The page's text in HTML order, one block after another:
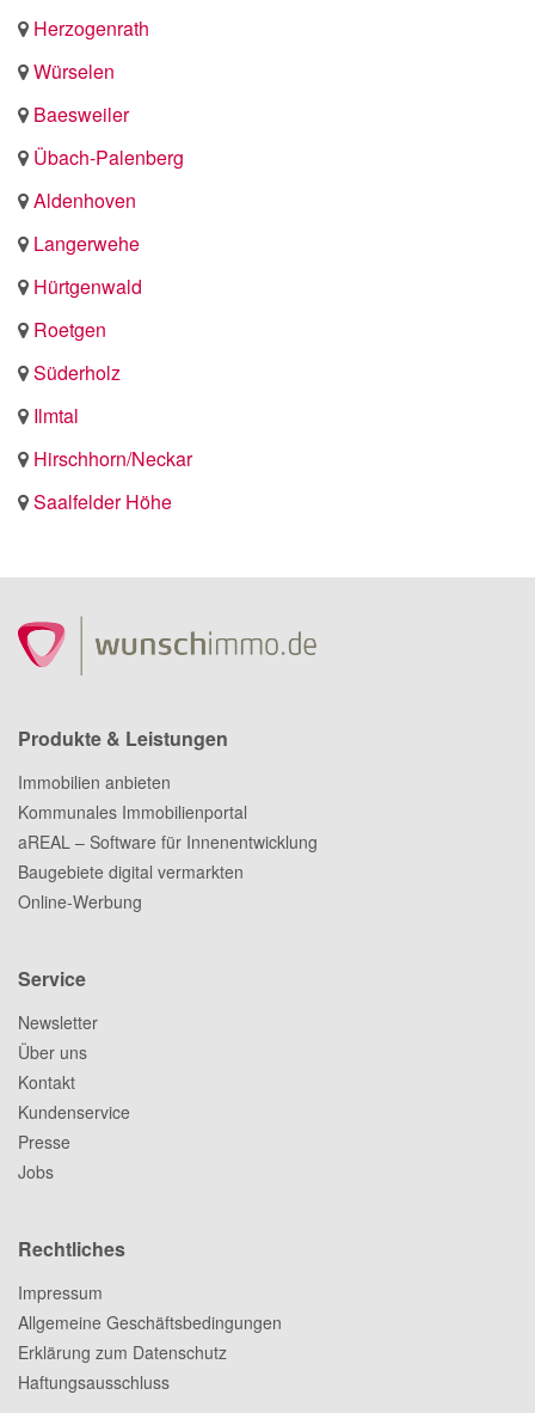
Herzogenrath
Würselen
Baesweiler
Übach-Palenberg
Aldenhoven
Langerwehe
Hürtgenwald
Roetgen
Süderholz
Ilmtal
Hirschhorn/Neckar
Saalfelder Höhe
Produkte & Leistungen
Immobilien anbieten
Kommunales Immobilienportal
aREAL – Software für Innenentwicklung
Baugebiete digital vermarkten
Online-Werbung
Service
Newsletter
Über uns
Kontakt
Kundenservice
Presse
Jobs
Rechtliches
Impressum
Allgemeine Geschäftsbedingungen
Erklärung zum Datenschutz
Haftungsausschluss